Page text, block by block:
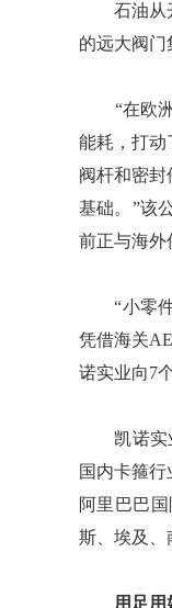
石油从开
的远大阀门
“在欧洲
能耗，打动
阀杆和密
基础。”该
前正与海外
“小零件”
凭借海关
诺实业向7
凯诺实业
国内卡箍
阿里巴巴
斯、埃及、
用足用